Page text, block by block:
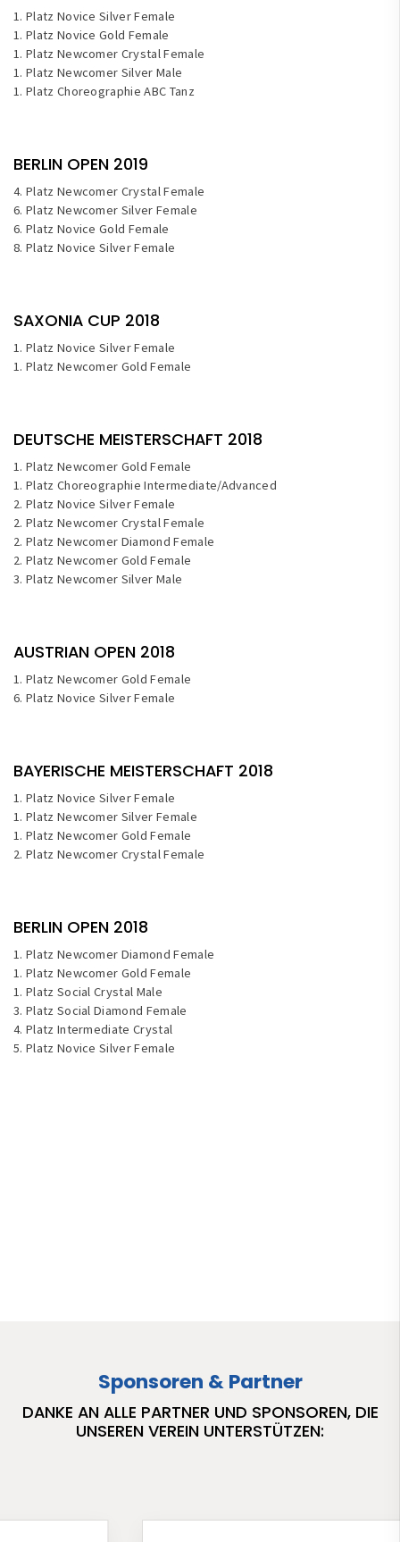
1. Platz Novice Silver Female
1. Platz Novice Gold Female
1. Platz Newcomer Crystal Female
1. Platz Newcomer Silver Male
1. Platz Choreographie ABC Tanz
BERLIN OPEN 2019
4. Platz Newcomer Crystal Female
6. Platz Newcomer Silver Female
6. Platz Novice Gold Female
8. Platz Novice Silver Female
SAXONIA CUP 2018
1. Platz Novice Silver Female
1. Platz Newcomer Gold Female
DEUTSCHE MEISTERSCHAFT 2018
1. Platz Newcomer Gold Female
1. Platz Choreographie Intermediate/Advanced
2. Platz Novice Silver Female
2. Platz Newcomer Crystal Female
2. Platz Newcomer Diamond Female
2. Platz Newcomer Gold Female
3. Platz Newcomer Silver Male
AUSTRIAN OPEN 2018
1. Platz Newcomer Gold Female
6. Platz Novice Silver Female
BAYERISCHE MEISTERSCHAFT 2018
1. Platz Novice Silver Female
1. Platz Newcomer Silver Female
1. Platz Newcomer Gold Female
2. Platz Newcomer Crystal Female
BERLIN OPEN 2018
1. Platz Newcomer Diamond Female
1. Platz Newcomer Gold Female
1. Platz Social Crystal Male
3. Platz Social Diamond Female
4. Platz Intermediate Crystal
5. Platz Novice Silver Female
Sponsoren & Partner
DANKE AN ALLE PARTNER UND SPONSOREN, DIE
UNSEREN VEREIN UNTERSTÜTZEN: